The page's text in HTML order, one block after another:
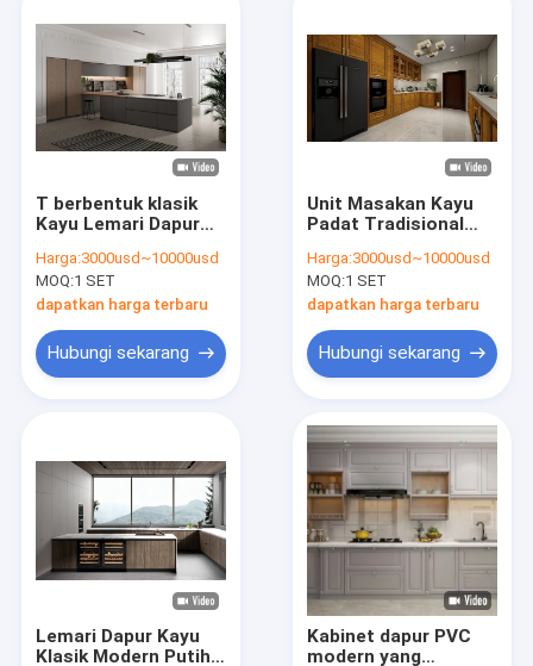
T berbentuk klasik
Kayu Lemari Dapur
Set Dengan Dining
Bar
Harga:3000usd~10000usd
MOQ:1 SET
dapatkan harga terbaru
Hubungi sekarang
Unit Masakan Kayu
Padat Tradisional
Disesuaikan
Harga:3000usd~10000usd
MOQ:1 SET
dapatkan harga terbaru
Hubungi sekarang
Lemari Dapur Kayu
Klasik Modern Putih
Kabinet dapur PVC
modern yang